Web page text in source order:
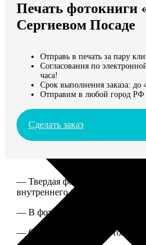
Мы доставляем по всему миру
Продолжить без города
Печать фотокниги
Сергиевом Посаде
Отправь в печать за пару
Согласования по
часа!
Срок выполнения заказа: до
Отправим в любой город РФ
Сделать заказ
— Твердая фотообложка,
внутреннего блока.
— В фотокниге может быть от
— Страницы плотные, толщина